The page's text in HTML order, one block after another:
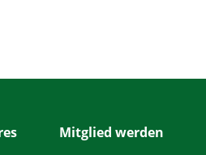
Mitglied werden